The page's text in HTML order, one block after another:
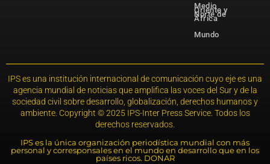
Medio
Oriente y
Norte de
África
Mundo
IPS es una institución internacional de comunicación cuyo eje es una
agencia mundial de noticias que amplifica las voces del Sur y de la
sociedad civil sobre desarrollo, globalización, derechos humanos y
ambiente. Copyright © 2025 IPS-Inter Press Service. Todos los
derechos reservados.
IPS es la única organización periodística mundial con más
personal y corresponsales en el mundo en desarrollo que en los
países ricos. DONAR